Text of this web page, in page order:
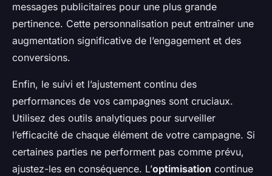
messages publicitaires pour une plus grande
pertinence. Cette personnalisation peut entraîner une
augmentation significative de l’engagement et des
conversions.
Enfin, le suivi et l’ajustement continu des
performances de vos campagnes sont cruciaux.
Utilisez des outils analytiques pour surveiller
l’efficacité de chaque élément de votre campagne. Si
certaines parties ne performent pas comme prévu,
ajustez-les en conséquence. L’optimisation continue